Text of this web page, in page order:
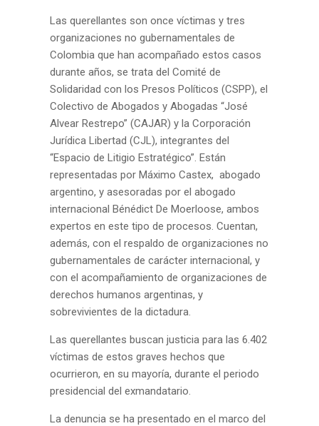
Las querellantes son once víctimas y tres
organizaciones no gubernamentales de
Colombia que han acompañado estos casos
durante años, se trata del Comité de
Solidaridad con los Presos Políticos (CSPP), el
Colectivo de Abogados y Abogadas “José
Alvear Restrepo” (CAJAR) y la Corporación
Jurídica Libertad (CJL), integrantes del
“Espacio de Litigio Estratégico”. Están
representadas por Máximo Castex, abogado
argentino, y asesoradas por el abogado
internacional Bénédict De Moerloose, ambos
expertos en este tipo de procesos. Cuentan,
además, con el respaldo de organizaciones no
gubernamentales de carácter internacional, y
con el acompañamiento de organizaciones de
derechos humanos argentinas, y
sobrevivientes de la dictadura.
Las querellantes buscan justicia para las 6.402
víctimas de estos graves hechos que
ocurrieron, en su mayoría, durante el periodo
presidencial del exmandatario.
La denuncia se ha presentado en el marco del